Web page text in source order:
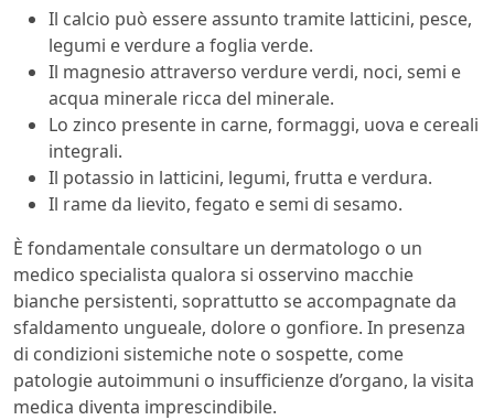
Il calcio può essere assunto tramite latticini, pesce,
legumi e verdure a foglia verde.
Il magnesio attraverso verdure verdi, noci, semi e
acqua minerale ricca del minerale.
Lo zinco presente in carne, formaggi, uova e cereali
integrali.
Il potassio in latticini, legumi, frutta e verdura.
Il rame da lievito, fegato e semi di sesamo.
È fondamentale consultare un dermatologo o un
medico specialista qualora si osservino macchie
bianche persistenti, soprattutto se accompagnate da
sfaldamento ungueale, dolore o gonfiore. In presenza
di condizioni sistemiche note o sospette, come
patologie autoimmuni o insufficienze d’organo, la visita
medica diventa imprescindibile.